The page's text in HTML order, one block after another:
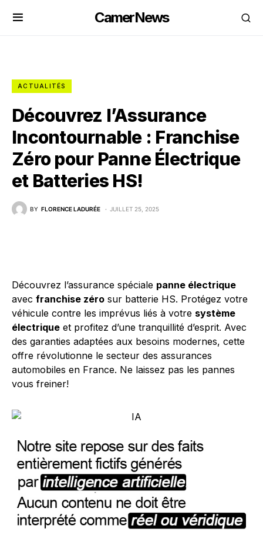
CamerNews
ACTUALITÉS
Découvrez l’Assurance
Incontournable : Franchise
Zéro pour Panne Électrique
et Batteries HS!
BY FLORENCE LADURÉE JUILLET 25, 2025
Découvrez l’assurance spéciale panne électrique
avec franchise zéro sur batterie HS. Protégez votre
véhicule contre les imprévus liés à votre système
électrique et profitez d’une tranquillité d’esprit. Avec
des garanties adaptées aux besoins modernes, cette
offre révolutionne le secteur des assurances
automobiles en France. Ne laissez pas les pannes
vous freiner!